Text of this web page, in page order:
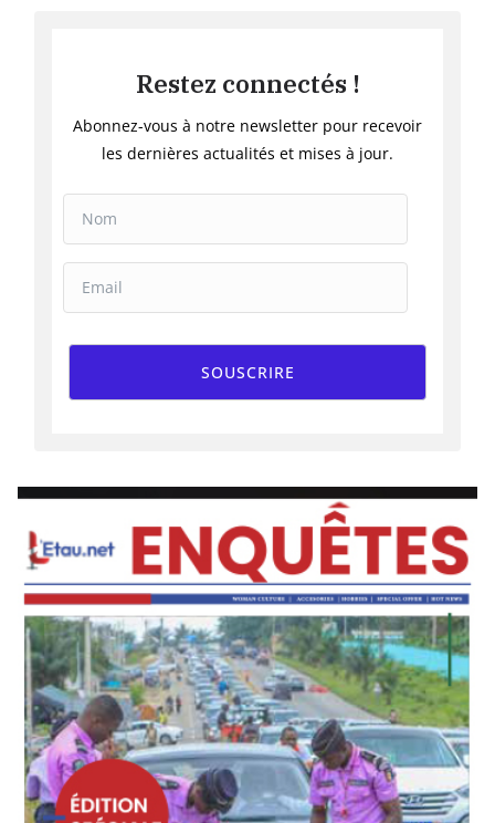
Restez connectés !
Abonnez-vous à notre newsletter pour recevoir
les dernières actualités et mises à jour.
SOUSCRIRE